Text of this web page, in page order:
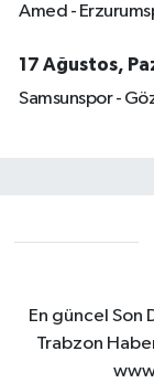
Amed -
17 Ağustos,
Samsunspor -
En güncel Son
Trabzon